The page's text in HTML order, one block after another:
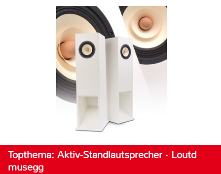
Topthema: Aktiv-Standlautsprecher · Loutd
musegg